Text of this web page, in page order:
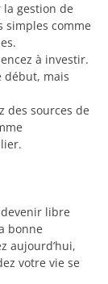
la gestion de
simples comme
à investir.
début, mais
des sources de
libre
bonne
aujourd’hui,
votre vie se